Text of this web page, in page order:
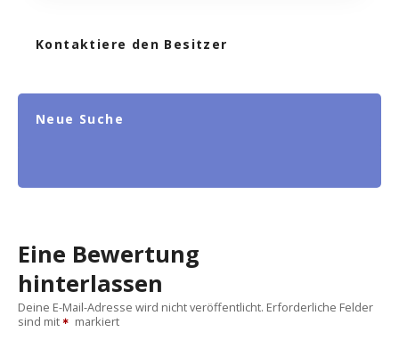
Kontaktiere den Besitzer
Neue Suche
Eine Bewertung
hinterlassen
Deine E-Mail-Adresse wird nicht veröffentlicht. Erforderliche Felder
sind mit
markiert